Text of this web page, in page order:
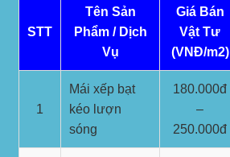
STT
Tên Sản
Phẩm / Dịch
Vụ
Giá Bán
Vật Tư
(VNĐ/m2)
1
Mái xếp bạt
kéo lượn
sóng
180.000đ
–
250.000đ